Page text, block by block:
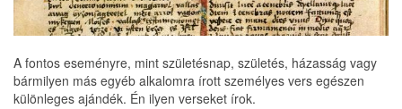
A fontos eseményre, mint születésnap, születés, házasság vagy
bármilyen más egyéb alkalomra írott személyes vers egészen
különleges ajándék. Én ilyen verseket írok.